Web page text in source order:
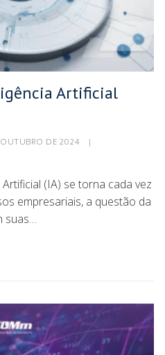
Artificial
DE 2024
|
(IA) se torna cada vez
empresariais, a questão da
suas…